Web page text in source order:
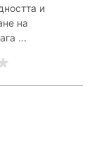
и
на
...